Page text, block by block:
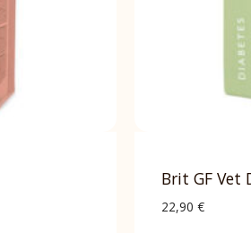
Brit GF Vet
22,90€